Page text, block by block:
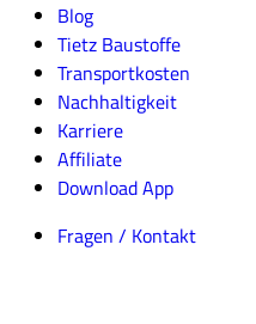
Blog
Tietz Baustoffe
Transportkosten
Nachhaltigkeit
Karriere
Affiliate
Download App
Fragen / Kontakt